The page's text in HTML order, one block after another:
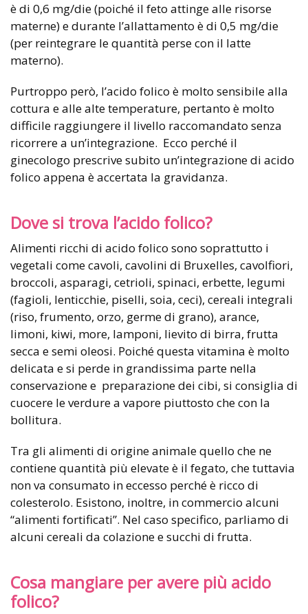
è di 0,6 mg/die (poiché il feto attinge alle risorse
materne) e durante l’allattamento è di 0,5 mg/die
(per reintegrare le quantità perse con il latte
materno).
Purtroppo però, l’acido folico è molto sensibile alla
cottura e alle alte temperature, pertanto è molto
difficile raggiungere il livello raccomandato senza
ricorrere a un’integrazione. Ecco perché il
ginecologo prescrive subito un’integrazione di acido
folico appena è accertata la gravidanza.
Dove si trova l’acido folico?
Alimenti ricchi di acido folico sono soprattutto i
vegetali come cavoli, cavolini di Bruxelles, cavolfiori,
broccoli, asparagi, cetrioli, spinaci, erbette, legumi
(fagioli, lenticchie, piselli, soia, ceci), cereali integrali
(riso, frumento, orzo, germe di grano), arance,
limoni, kiwi, more, lamponi, lievito di birra, frutta
secca e semi oleosi. Poiché questa vitamina è molto
delicata e si perde in grandissima parte nella
conservazione e preparazione dei cibi, si consiglia di
cuocere le verdure a vapore piuttosto che con la
bollitura.
Tra gli alimenti di origine animale quello che ne
contiene quantità più elevate è il fegato, che tuttavia
non va consumato in eccesso perché è ricco di
colesterolo. Esistono, inoltre, in commercio alcuni
“alimenti fortificati”. Nel caso specifico, parliamo di
alcuni cereali da colazione e succhi di frutta.
Cosa mangiare per avere più acido
folico?